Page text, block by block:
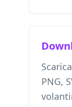
PNG,